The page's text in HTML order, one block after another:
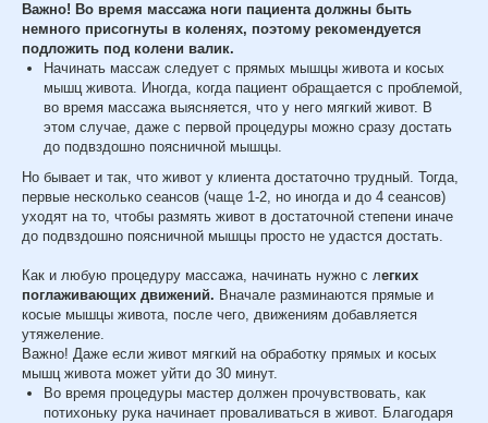
Важно! Во время массажа ноги пациента должны быть
немного присогнуты в коленях, поэтому рекомендуется
подложить под колени валик.
Начинать массаж следует с прямых мышцы живота и косых
мышц живота. Иногда, когда пациент обращается с проблемой,
во время массажа выясняется, что у него мягкий живот. В
этом случае, даже с первой процедуры можно сразу достать
до подвздошно поясничной мышцы.
Но бывает и так, что живот у клиента достаточно трудный. Тогда,
первые несколько сеансов (чаще 1-2, но иногда и до 4 сеансов)
уходят на то, чтобы размять живот в достаточной степени иначе
до подвздошно поясничной мышцы просто не удастся достать.
Как и любую процедуру массажа, начинать нужно с легких
поглаживающих движений. Вначале разминаются прямые и
косые мышцы живота, после чего, движениям добавляется
утяжеление.
Важно! Даже если живот мягкий на обработку прямых и косых
мышц живота может уйти до 30 минут.
Во время процедуры мастер должен прочувствовать, как
потихоньку рука начинает проваливаться в живот. Благодаря